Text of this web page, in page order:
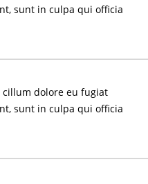
sunt in culpa qui officia
dolore eu fugiat
sunt in culpa qui officia